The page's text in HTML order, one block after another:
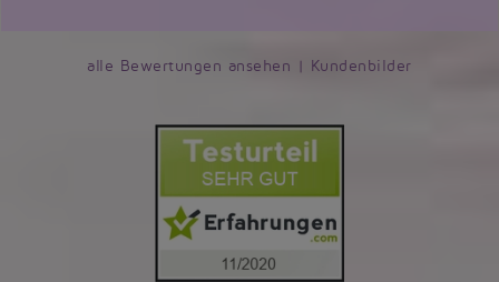
alle Bewertungen ansehen | Kundenbilder